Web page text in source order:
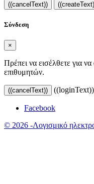
((cancelText))
Σύνδεση
×
Πρέπει να εισέλθετε για
επιθυμητών.
((cancelText)) ((loginText))
Facebook
© 2026 -Λογισμικό